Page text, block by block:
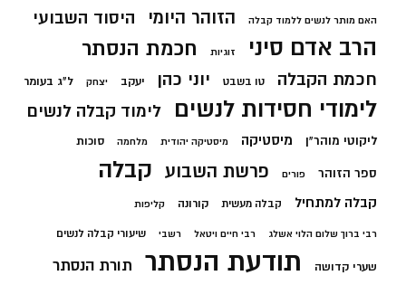
האם מותר לנשים ללמוד קבלה הזוהר היומי היסוד השבועי
הרב אדם סיני זוגיות חכמת הנסתר
חכמת הקבלה טו בשבט יוני כהן יעקב יצחק ל"ג בעומר
לימודי חסידות לנשים לימוד קבלה לנשים
ליקוטי מוהר"ן מיסטיקה מיסטיקה יהודית מלחמה סוכות
ספר הזוהר פורים פרשת השבוע קבלה
קבלה למתחיל קבלה מעשית קורונה קליפות
רבי ברוך שלום הלוי אשלג רבי חיים ויטאל רשבי שיעורי קבלה לנשים
שערי קדושה תודעת הנסתר תורת הנסתר